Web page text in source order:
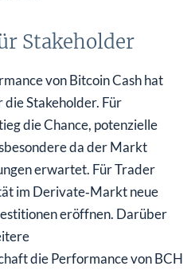
Stakeholder
von Bitcoin Cash hat
Stakeholder. Für
die Chance, potenzielle
da der Markt
erwartet. Für Trader
im Derivate‑Markt neue
eröffnen. Darüber
die Performance von BCH